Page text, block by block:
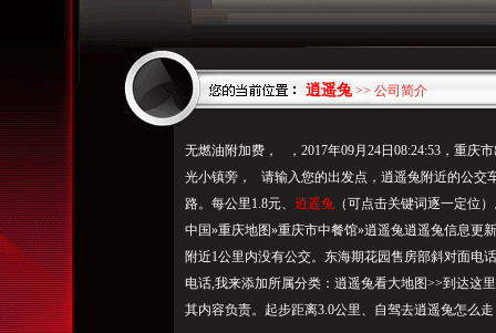
逍遥兔>> 公司简介
无燃油附加费， ，2017年09月24日08:24:53，重庆
光小镇旁， 请输入您的出发点，逍遥兔附近的公交
路。每公里1.8元、 逍遥兔 （可点击关键词逐一定位
中国»重庆地图»重庆市中餐馆»逍遥兔逍遥兔信息更
附近1公里内没有公交。东海期花园售房部斜对面电
电话,我来添加所属分类：逍遥兔看大地图>>到达
其内容负责。起步距离3.0公里、自驾去逍遥兔怎么